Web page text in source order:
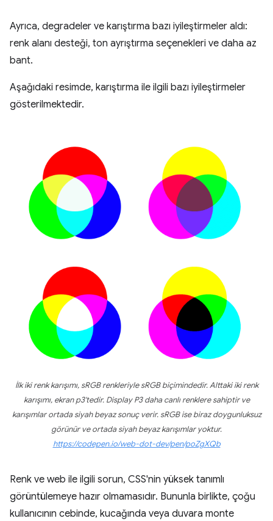
Ayrıca, degradeler ve karıştırma bazı iyileştirmeler aldı:
renk alanı desteği, ton ayrıştırma seçenekleri ve daha az
bant.
Aşağıdaki resimde, karıştırma ile ilgili bazı iyileştirmeler
gösterilmektedir.
İlk iki renk karışımı, sRGB renkleriyle sRGB biçimindedir. Alttaki iki renk
karışımı, ekran p3'tedir. Display P3 daha canlı renklere sahiptir ve
karışımlar ortada siyah beyaz sonuç verir. sRGB ise biraz doygunluksuz
görünür ve ortada siyah beyaz karışımlar yoktur.
https://codepen.io/web-dot-dev/pen/poZgXQb
Renk ve web ile ilgili sorun, CSS'nin yüksek tanımlı
görüntülemeye hazır olmamasıdır. Bununla birlikte, çoğu
kullanıcının cebinde, kucağında veya duvara monte